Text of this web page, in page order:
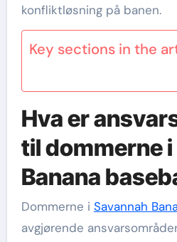
konfliktløsning på banen.
Key sections in the
Hva er
til dommerne
Banana
Dommerne i Savannah
avgjørende